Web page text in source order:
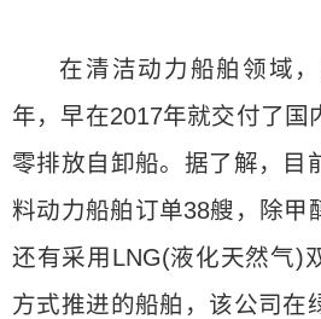
在清洁动力船舶领域
年，早在2017年就交付了国
零排放自卸船。据了解，目
料动力船舶订单38艘，除甲
还有采用LNG(液化天然气)
方式推进的船舶，该公司在